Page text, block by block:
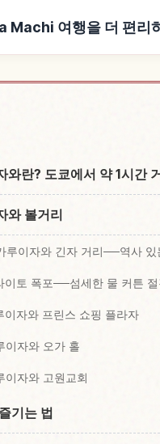
Machi 여행을 더 편리
와란? 도쿄에서 약 1시간
와 볼거리
루이자와 긴자 거리──역사 있
이토 폭포──섬세한 물 커튼 절
이자와 프린스 쇼핑 플라자
이자와 오가 홀
이자와 고원교회
기는 법